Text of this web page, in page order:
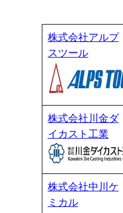
株式会社アルプ
スツール
株式会社川金ダ
イカスト工業
株式会社中川ケ
ミカル